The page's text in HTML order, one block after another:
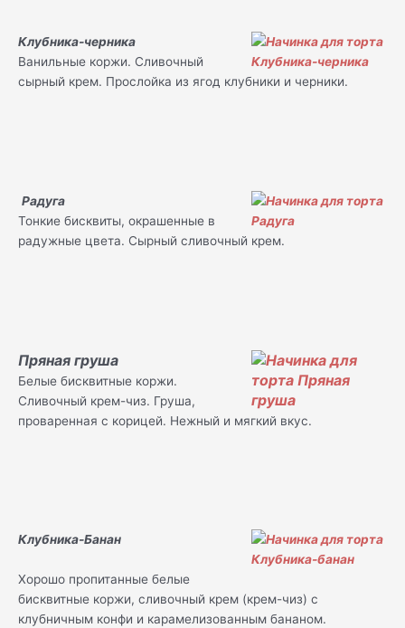
Клубника-черника
Ванильные коржи. Сливочный
сырный крем. Прослойка из ягод клубники и черники.
Радуга
Тонкие бисквиты, окрашенные в
радужные цвета. Сырный сливочный крем.
Пряная груша
Белые бисквитные коржи.
Сливочный крем-чиз. Груша,
проваренная с корицей. Нежный и мягкий вкус.
Клубника-Банан
Хорошо пропитанные белые
бисквитные коржи, сливочный крем (крем-чиз) с
клубничным конфи и карамелизованным бананом.